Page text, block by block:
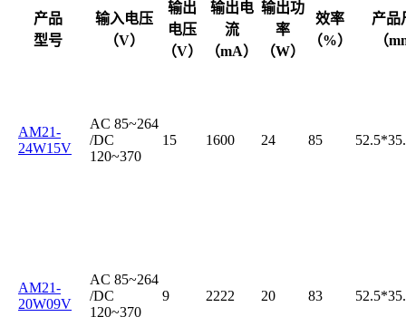
产品
型号
输入电压
（V）
输出
电压
（V）
输出电
流
（mA）
输出功
率
（W）
效率
（%）
产品
（
AM21-
24W15V
AC 85~264
/DC
120~370
15 1600 24 85
AM21-
20W09V
AC 85~264
/DC
120~370
9 2222 20 83